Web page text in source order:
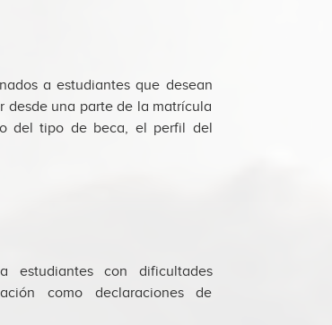
a estudiantes que desean
desde una parte de la matrícula
del tipo de beca, el perfil del
estudiantes con dificultades
como declaraciones de